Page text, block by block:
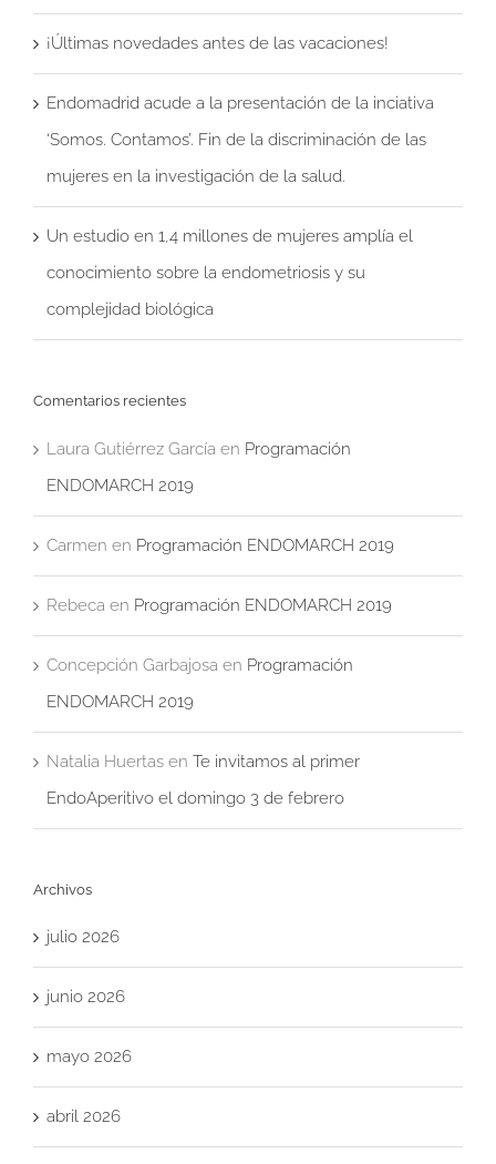
¡Últimas novedades antes de las vacaciones!
Endomadrid acude a la presentación de la inciativa
‘Somos. Contamos’. Fin de la discriminación de las
mujeres en la investigación de la salud.
Un estudio en 1,4 millones de mujeres amplía el
conocimiento sobre la endometriosis y su
complejidad biológica
Comentarios recientes
Laura Gutiérrez García en Programación
ENDOMARCH 2019
Carmen en Programación ENDOMARCH 2019
Rebeca en Programación ENDOMARCH 2019
Concepción Garbajosa en Programación
ENDOMARCH 2019
Natalia Huertas en Te invitamos al primer
EndoAperitivo el domingo 3 de febrero
Archivos
julio 2026
junio 2026
mayo 2026
abril 2026